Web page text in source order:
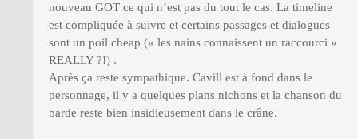
nouveau GOT ce qui n’est pas du tout le cas. La timeline
est compliquée à suivre et certains passages et dialogues
sont un poil cheap (« les nains connaissent un raccourci »
REALLY ?!) .
Après ça reste sympathique. Cavill est à fond dans le
personnage, il y a quelques plans nichons et la chanson du
barde reste bien insidieusement dans le crâne.